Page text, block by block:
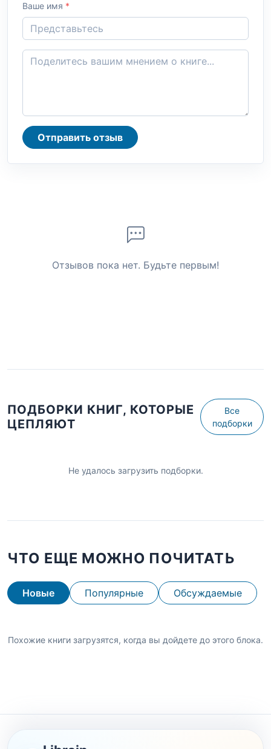
Ваше имя *
Отправить отзыв
Отзывов пока нет. Будьте первым!
ПОДБОРКИ КНИГ, КОТОРЫЕ
ЦЕПЛЯЮТ
Все
подборки
Не удалось загрузить подборки.
ЧТО ЕЩЕ МОЖНО ПОЧИТАТЬ
Новые Популярные Обсуждаемые
Похожие книги загрузятся, когда вы дойдете до этого блока.